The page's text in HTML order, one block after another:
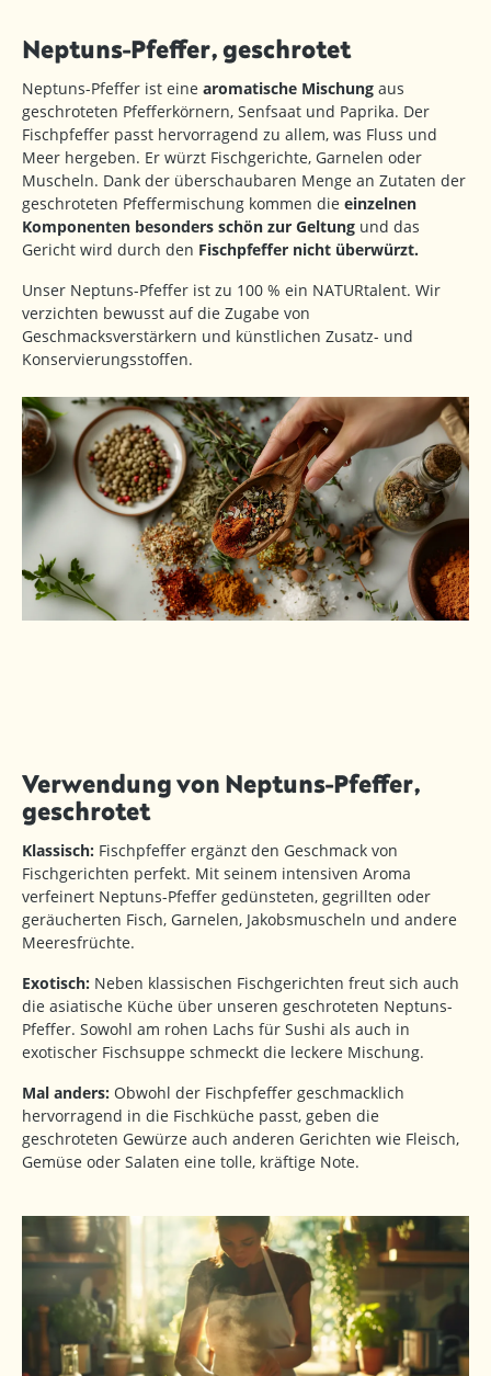
Neptuns-Pfeffer, geschrotet
Neptuns-Pfeffer ist eine aromatische Mischung aus
geschroteten Pfefferkörnern, Senfsaat und Paprika. Der
Fischpfeffer passt hervorragend zu allem, was Fluss und
Meer hergeben. Er würzt Fischgerichte, Garnelen oder
Muscheln. Dank der überschaubaren Menge an Zutaten der
geschroteten Pfeffermischung kommen die einzelnen
Komponenten besonders schön zur Geltung und das
Gericht wird durch den Fischpfeffer nicht überwürzt.
Unser Neptuns-Pfeffer ist zu 100 % ein NATURtalent. Wir
verzichten bewusst auf die Zugabe von
Geschmacksverstärkern und künstlichen Zusatz- und
Konservierungsstoffen.
Verwendung von Neptuns-Pfeffer,
geschrotet
Klassisch: Fischpfeffer ergänzt den Geschmack von
Fischgerichten perfekt. Mit seinem intensiven Aroma
verfeinert Neptuns-Pfeffer gedünsteten, gegrillten oder
geräucherten Fisch, Garnelen, Jakobsmuscheln und andere
Meeresfrüchte.
Exotisch: Neben klassischen Fischgerichten freut sich auch
die asiatische Küche über unseren geschroteten Neptuns-
Pfeffer. Sowohl am rohen Lachs für Sushi als auch in
exotischer Fischsuppe schmeckt die leckere Mischung.
Mal anders: Obwohl der Fischpfeffer geschmacklich
hervorragend in die Fischküche passt, geben die
geschroteten Gewürze auch anderen Gerichten wie Fleisch,
Gemüse oder Salaten eine tolle, kräftige Note.